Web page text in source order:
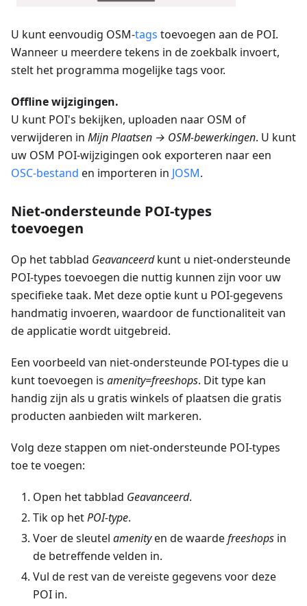
U kunt eenvoudig OSM-tags toevoegen aan de POI.
Wanneer u meerdere tekens in de zoekbalk invoert,
stelt het programma mogelijke tags voor.
Offline wijzigingen.
U kunt POI's bekijken, uploaden naar OSM of
verwijderen in Mijn Plaatsen → OSM-bewerkingen. U kunt
uw OSM POI-wijzigingen ook exporteren naar een
OSC-bestand en importeren in JOSM.
Niet-ondersteunde POI-types
toevoegen
Op het tabblad Geavanceerdkunt u niet-ondersteunde
POI-types toevoegen die nuttig kunnen zijn voor uw
specifieke taak. Met deze optie kunt u POI-gegevens
handmatig invoeren, waardoor de functionaliteit van
de applicatie wordt uitgebreid.
Een voorbeeld van niet-ondersteunde POI-types die u
kunt toevoegen is amenity=freeshops. Dit type kan
handig zijn als u gratis winkels of plaatsen die gratis
producten aanbieden wilt markeren.
Volg deze stappen om niet-ondersteunde POI-types
toe te voegen:
Open het tabblad Geavanceerd.
Tik op hetPOI-type.
Voer de sleutel amenityen de waardefreeshops in
de betreffende velden in.
Vul de rest van de vereiste gegevens voor deze
POI in.